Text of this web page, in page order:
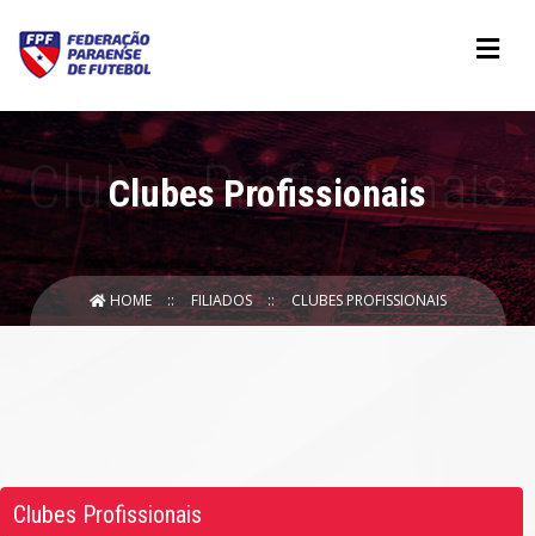
Clubes Profissionais
HOME FILIADOS CLUBES PROFISSIONAIS
Clubes Profissionais